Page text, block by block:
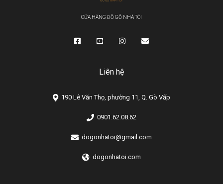
CỬA HÀNG ĐỒ GỖ NHÀ TÔI
Liên hệ
190 Lê Văn Thọ, phường 11, Q. Gò Vấp
0901.62.08.62
dogonhatoi@gmail.com
dogonhatoi.com